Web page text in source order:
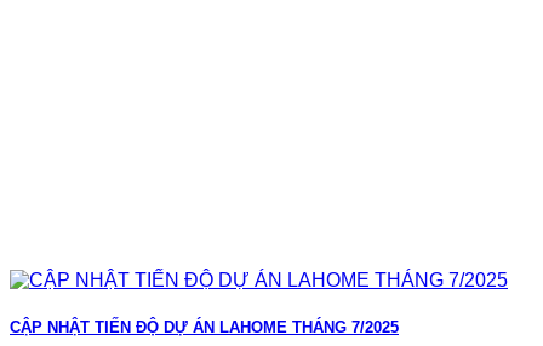
CẬP NHẬT TIẾN ĐỘ DỰ ÁN LAHOME THÁNG 7/2025